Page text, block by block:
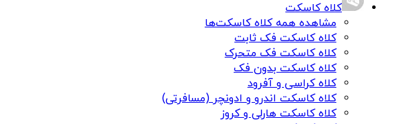
کلاه کاسکت
مشاهده همه کلاه کاسکت‌ها
کلاه کاسکت فک ثابت
کلاه کاسکت فک متحرک
کلاه کاسکت بدون فک
کلاه کراسی و آفرود
کلاه کاسکت اندرو و ادونچر (مسافرتی)
کلاه کاسکت هارلی و کروز